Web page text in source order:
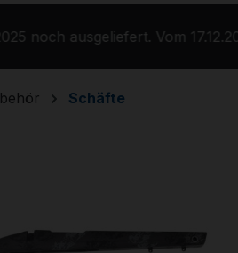
noch ausgeliefert. Vom
Schäfte